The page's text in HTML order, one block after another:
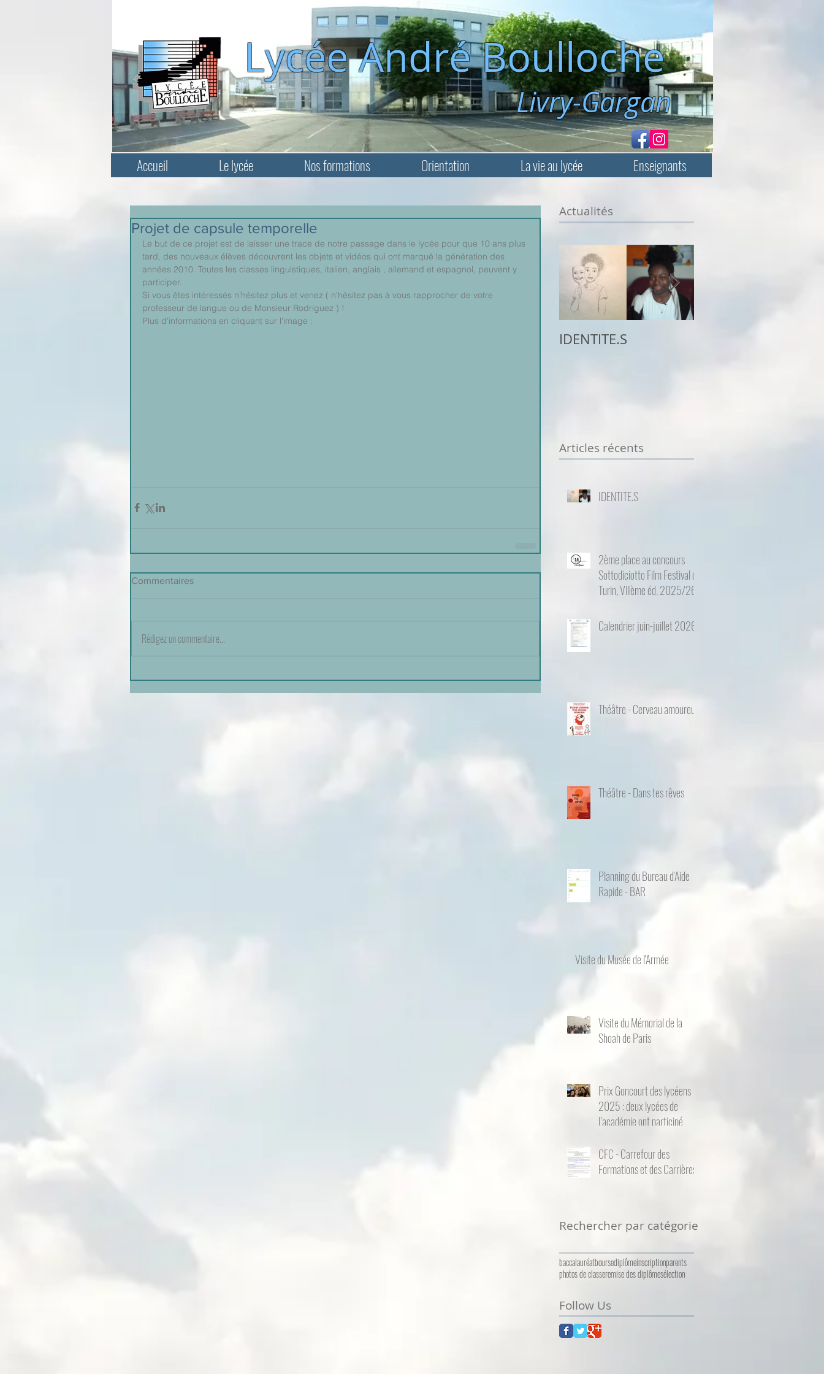
Lycée André Boulloche
Livry-Gargan
Accueil Le lycée Nos formations Orientation La vie au lycée Enseignants
Projet de capsule temporelle
Le but de ce projet est de laisser une trace de notre passage dans le lycée pour que 10 ans plus
tard, des nouveaux élèves découvrent les objets et vidéos qui ont marqué la génération des
années 2010. Toutes les classes linguistiques, italien, anglais , allemand et espagnol, peuvent y
participer.
Si vous êtes intéressés n’hésitez plus et venez ( n'hésitez pas à vous rapprocher de votre
professeur de langue ou de Monsieur Rodriguez ) !
Plus d'informations en cliquant sur l'image :
Commentaires
Rédigez un commentaire...
Actualités
IDENTITE.S
Articles récents
IDENTITE.S
2ème place au concours
Sottodiciotto Film Festival de
Turin, VIIème éd. 2025/26
Calendrier juin-juillet 2026
Théâtre - Cerveau amoureux
Théâtre - Dans tes rêves
Planning du Bureau d'Aide
Rapide - BAR
Visite du Musée de l'Armée
Visite du Mémorial de la
Shoah de Paris
Prix Goncourt des lycéens
2025 : deux lycées de
l’académie ont participé
CFC - Carrefour des
Formations et des Carrières
Rechercher par catégorie
baccalauréatboursediplômeinscriptionparents
photos de classeremise des diplômesélection
Follow Us